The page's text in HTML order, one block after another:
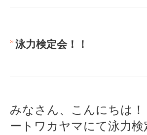
泳力検定会！！
みなさん、こんにちは
ートワカヤマにて泳力